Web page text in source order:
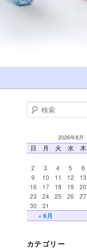
検索
2026年8月
日 月 火 水 木
« 6月
2
3 4 5 6
9
10 11 12 13
16
17 18 19 20
23
24 25 26 27
30
31
カテゴリー